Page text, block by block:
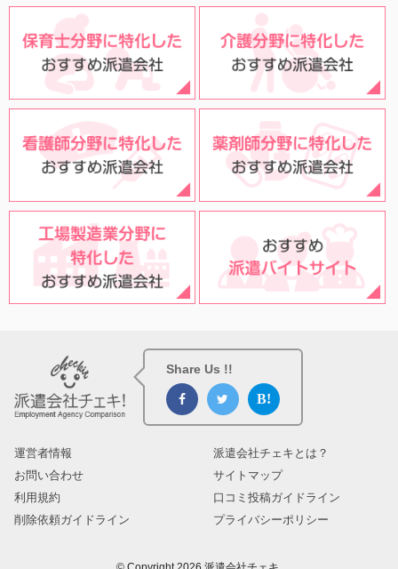
Share Us !!
運営者情報
派遣会社チェキとは？
お問い合わせ
サイトマップ
利用規約
口コミ投稿ガイドライン
削除依頼ガイドライン
プライバシーポリシー